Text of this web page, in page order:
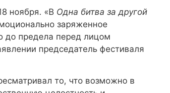
ноября. «В Одна битва за другой
заряженное
до предела перед лицом
председатель фестиваля
то, что возможно в